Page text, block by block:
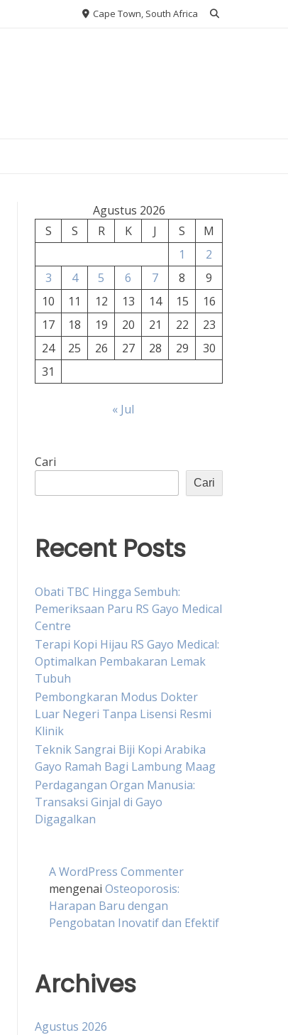
Cape Town, South Africa
Agustus 2026
S
S R K J S
M
1
2
3
4 5 6 7 8
9
10
11 12 13 14 15
16
17
18 19 20 21 22
23
24
25 26 27 28 29
30
31
« Jul
Cari
Cari
Recent Posts
Obati TBC Hingga Sembuh:
Pemeriksaan Paru RS Gayo Medical
Centre
Terapi Kopi Hijau RS Gayo Medical:
Optimalkan Pembakaran Lemak
Tubuh
Pembongkaran Modus Dokter
Luar Negeri Tanpa Lisensi Resmi
Klinik
Teknik Sangrai Biji Kopi Arabika
Gayo Ramah Bagi Lambung Maag
Perdagangan Organ Manusia:
Transaksi Ginjal di Gayo
Digagalkan
A WordPress Commenter
mengenai Osteoporosis:
Harapan Baru dengan
Pengobatan Inovatif dan Efektif
Archives
Agustus 2026